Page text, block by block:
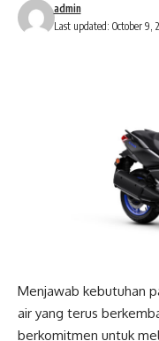
Last updated: October 9,
admin
Menjawab kebutuhan
air yang terus
berkomitmen untuk